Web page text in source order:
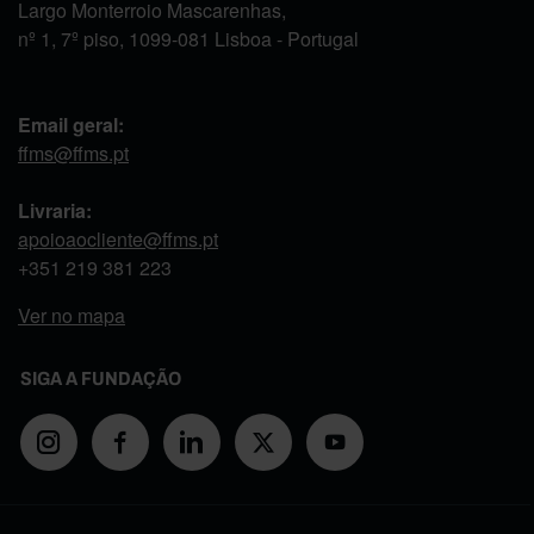
Largo Monterroio Mascarenhas,
nº 1, 7º piso, 1099-081 Lisboa - Portugal
Email geral:
ffms@ffms.pt
Livraria:
apoioaocliente@ffms.pt
+351 219 381 223
Ver no mapa
SIGA A FUNDAÇÃO